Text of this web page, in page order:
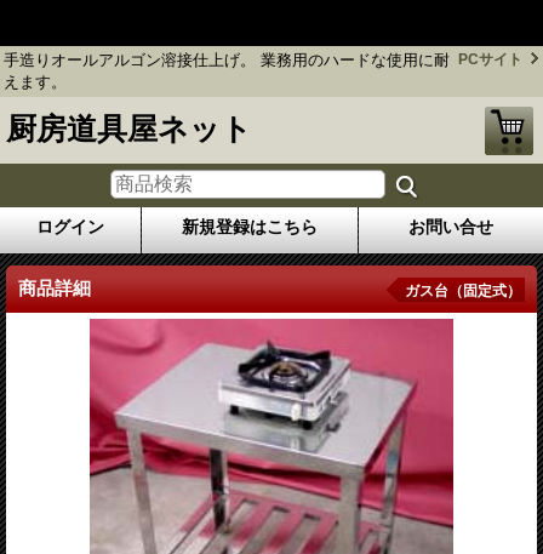
手造りオールアルゴン溶接仕上げ。 業務用のハードな使用に耐
えます。
PCサイト
厨房道具屋ネット
ログイン 新規登録はこちら お問い合せ
商品詳細 ガス台（固定式）